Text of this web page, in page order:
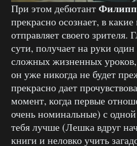
При этом дебютант
прекрасно осознает, в
отправляет своего зрителя.
сути, получает на руки
сложных жизненных уроков,
он уже никогда не будет
прекрасно дает
момент, когда первые
очень номинальные) с
тебя лучше (Лешка вдруг
книги и неловко учить